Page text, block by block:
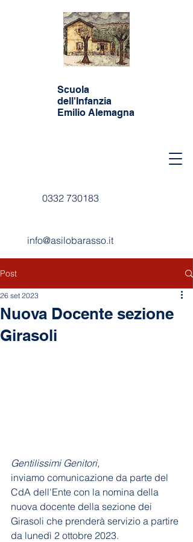
Scuola
dell'Infanzia
Emilio Alemagna
0332 730183
info@asilobarasso.it
Post
Nuova Docente sezione
Girasoli
26 set 2023
Gentilissimi Genitori,
inviamo comunicazione da parte del
CdA dell'Ente con la nomina della
nuova docente della sezione dei
Girasoli che prenderà servizio a partire
da lunedì 2 ottobre 2023.